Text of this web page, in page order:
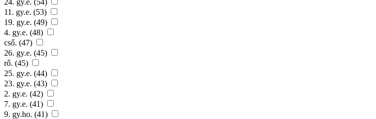
11. gy.e. (53)
19. gy.e. (49)
4. gy.e. (48)
cső. (47)
26. gy.e. (45)
rő. (45)
25. gy.e. (44)
23. gy.e. (43)
2. gy.e. (42)
7. gy.e. (41)
9. gy.ho. (41)